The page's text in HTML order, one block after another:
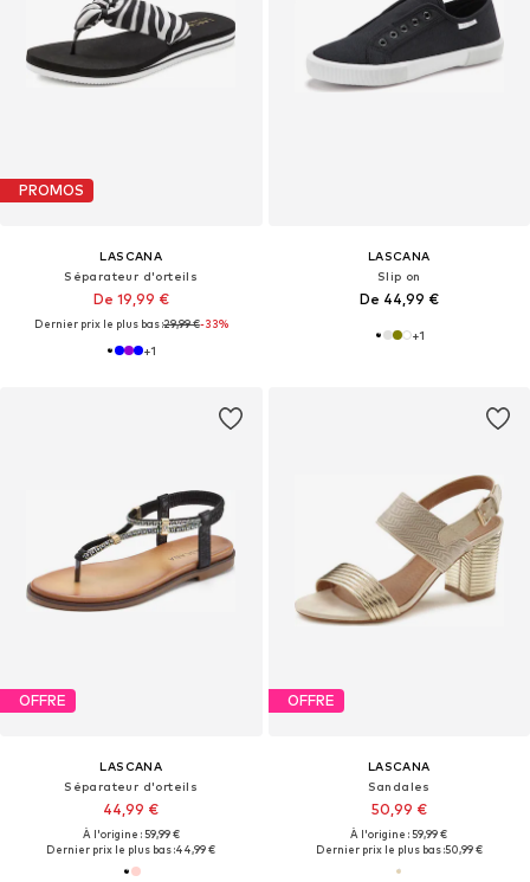
PROMOS
LASCANA
Séparateur d'orteils
De 19,99 €
Dernier prix le plus bas :29,99 €-33%
+1
LASCANA
Slip on
De 44,99 €
+1
OFFRE
LASCANA
Séparateur d'orteils
44,99 €
À l'origine : 59,99 €
Dernier prix le plus bas :44,99 €
OFFRE
LASCANA
Sandales
50,99 €
À l'origine : 59,99 €
Dernier prix le plus bas :50,99 €